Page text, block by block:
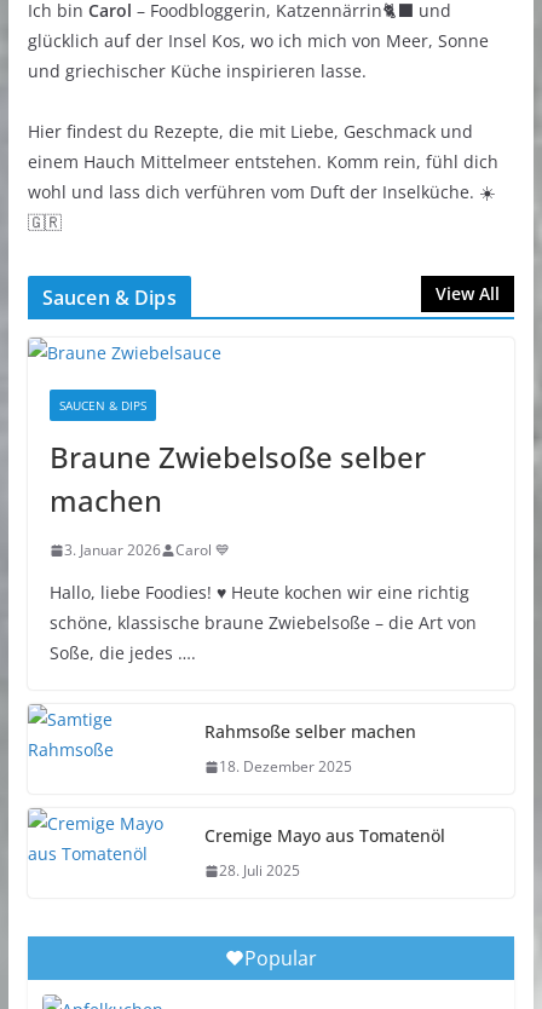
Ich bin Carol – Foodbloggerin, Katzennärrin🐈‍⬛ und
glücklich auf der Insel Kos, wo ich mich von Meer, Sonne
und griechischer Küche inspirieren lasse.
Hier findest du Rezepte, die mit Liebe, Geschmack und
einem Hauch Mittelmeer entstehen. Komm rein, fühl dich
wohl und lass dich verführen vom Duft der Inselküche. ☀️
🇬🇷
Saucen & Dips View All
SAUCEN & DIPS
Braune Zwiebelsoße selber
machen
3. Januar 2026 Carol 💙
Hallo, liebe Foodies! ♥︎ Heute kochen wir eine richtig
schöne, klassische braune Zwiebelsoße – die Art von
Soße, die jedes ….
Rahmsoße selber machen
18. Dezember 2025
Cremige Mayo aus Tomatenöl
28. Juli 2025
Popular